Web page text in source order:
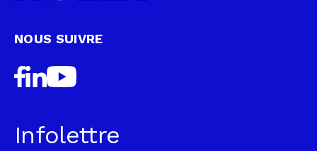
NOUS SUIVRE
Infolettre